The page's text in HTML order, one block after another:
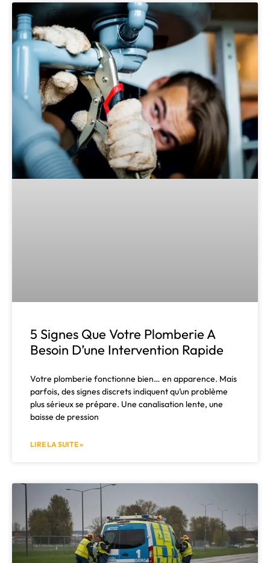
5 Signes Que Votre Plomberie A
Besoin D’une Intervention Rapide
Votre plomberie fonctionne bien… en apparence. Mais
parfois, des signes discrets indiquent qu’un problème
plus sérieux se prépare. Une canalisation lente, une
baisse de pression
LIRE LA SUITE »